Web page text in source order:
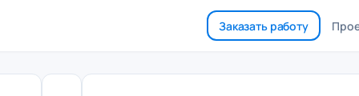
Заказать работу